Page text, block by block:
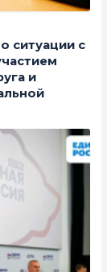
ситуации с
и